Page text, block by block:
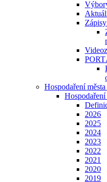
Hospodaření
Hospodaření
2026
2025
2024
2023
2022
2021
2020
2019